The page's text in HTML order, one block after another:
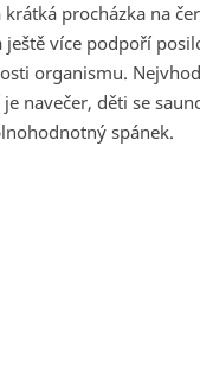
procházka na
ještě více podpoří
organismu.
navečer, děti se
spánek.